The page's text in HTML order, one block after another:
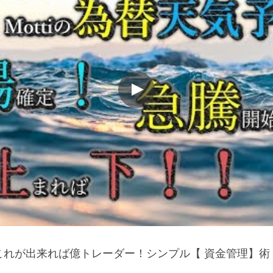
が出来れば億トレーダー！シンプル【 資金管理】